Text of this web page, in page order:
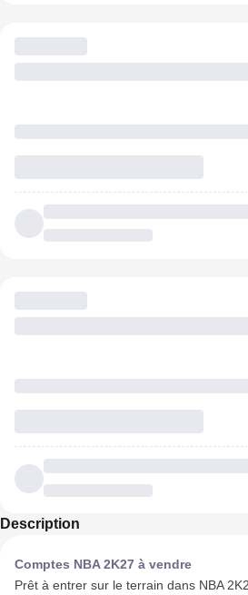
Description
Comptes NBA 2K27 à vendre
Prêt à entrer sur le terrain dans NBA